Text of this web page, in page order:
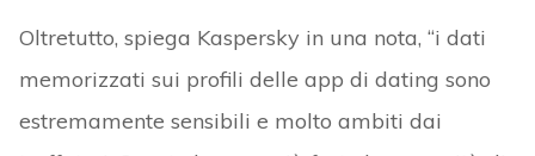
Oltretutto, spiega Kaspersky in una nota, “i dati
memorizzati sui profili delle app di dating sono
estremamente sensibili e molto ambiti dai